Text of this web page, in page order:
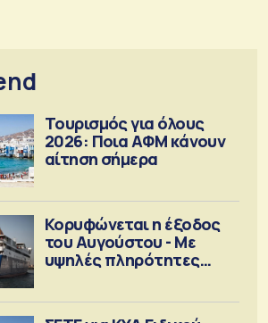
Τουρισμός για όλους
2026: Ποια ΑΦΜ κάνουν
αίτηση σήμερα
Κορυφώνεται η έξοδος
του Αυγούστου - Με
υψηλές πληρότητες